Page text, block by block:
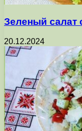
Зеленый салат
20.12.2024